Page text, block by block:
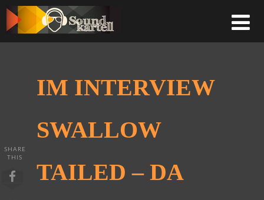
IM INTERVIEW
SWALLOW
TAILED – DA
SHARE
THIS